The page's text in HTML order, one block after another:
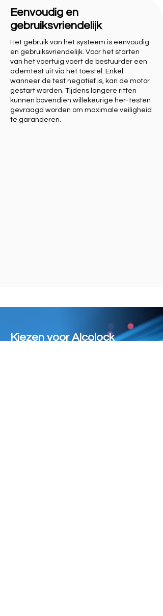
Eenvoudig en
gebruiksvriendelijk
Het gebruik van het systeem is eenvoudig
en gebruiksvriendelijk. Voor het starten
van het voertuig voert de bestuurder een
ademtest uit via het toestel. Enkel
wanneer de test negatief is, kan de motor
gestart worden. Tijdens langere ritten
kunnen bovendien willekeurige her-testen
gevraagd worden om maximale veiligheid
te garanderen.
Kiezen voor Alcolock